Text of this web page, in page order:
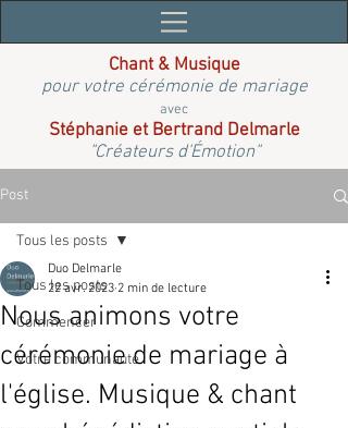
Chant & Musique
pour votre cérémonie de mariage
avec
Stéphanie et Bertrand Delmarle
"Créateurs d'Émotion"
Post
Tous les posts
Commencer
Votre communauté
Tous les posts
Nous animons votre
cérémonie de mariage à
l'église. Musique & chant
Duo Delmarle
22 avr. 2023 2 min de lecture